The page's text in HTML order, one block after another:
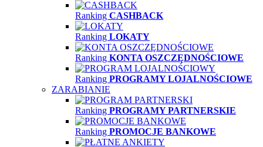
Ranking CASHBACK
Ranking LOKATY
Ranking KONTA OSZCZĘDNOŚCIOWE
Ranking PROGRAMY LOJALNOŚCIOWE
ZARABIANIE
Ranking PROGRAMY PARTNERSKIE
Ranking PROMOCJE BANKOWE